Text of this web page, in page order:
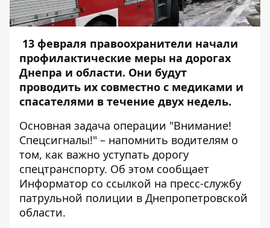
13 февраля правоохранители начали
профилактические меры на дорогах
Днепра и области. Они будут
проводить их совместно с медиками и
спасателями в течение двух недель.
Основная задача операции "Внимание!
Спецсигналы!" – напомнить водителям о
том, как важно уступать дорогу
спецтранспорту. Об этом сообщает
Информатор со ссылкой на пресс-службу
патрульной полиции в Днепропетровской
области.